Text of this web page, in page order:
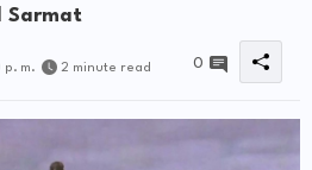
Sarmat
m.
2 minute read 0